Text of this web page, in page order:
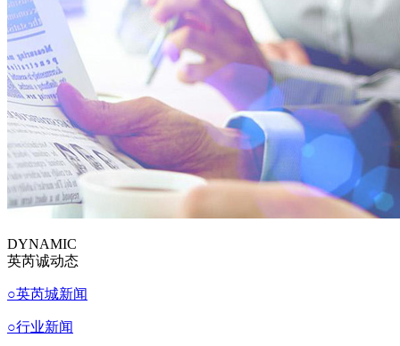
DYNAMIC
英芮诚动态
○英芮城新闻
○行业新闻